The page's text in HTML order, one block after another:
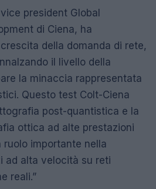
president Global
di Ciena, ha
della domanda di rete,
il livello della
la minaccia rappresentata
Questo test Colt-Ciena
post-quantistica e la
ottica ad alte prestazioni
importante nella
ad alta velocità su reti
reali.”